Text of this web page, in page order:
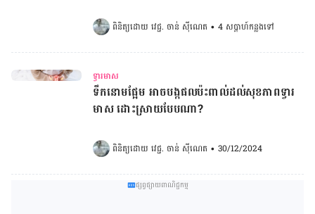
ពិនិត្យដោយ វេជ្ជ. ចាន់ ស៊ីណេត • 4 សប្ដាហ៍​កន្លងទៅ
ទ្វារមាស
ទឹកនោមផ្អែម អាចបង្កផលប៉ះពាល់ដល់សុខភាពទ្វារ
មាស ដោះស្រាយបែបណា?
ពិនិត្យដោយ វេជ្ជ. ចាន់ ស៊ីណេត • 30/12/2024
ផ្សព្វផ្សាយពាណិជ្ជកម្ម